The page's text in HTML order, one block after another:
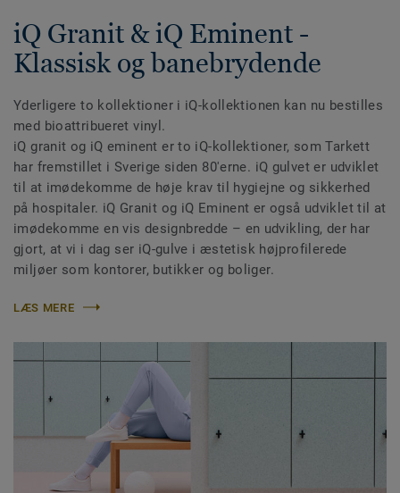
iQ Granit & iQ Eminent -
Klassisk og banebrydende
Yderligere to kollektioner i iQ-kollektionen kan nu bestilles
med bioattribueret vinyl.
iQ granit og iQ eminent er to iQ-kollektioner, som Tarkett
har fremstillet i Sverige siden 80'erne. iQ gulvet er udviklet
til at imødekomme de høje krav til hygiejne og sikkerhed
på hospitaler. iQ Granit og iQ Eminent er også udviklet til at
imødekomme en vis designbredde – en udvikling, der har
gjort, at vi i dag ser iQ-gulve i æstetisk højprofilerede
miljøer som kontorer, butikker og boliger.
LÆS MERE